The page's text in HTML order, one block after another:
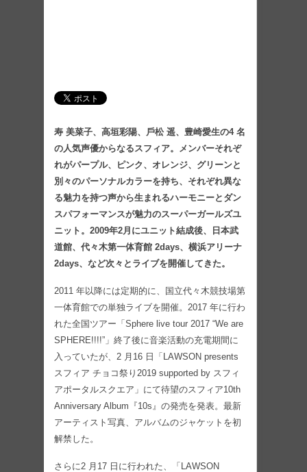
寿 美菜⼦、⾼垣彩陽、⼾松 遥、豊崎愛⽣の4 名
の⼈気声優からなるスフィア。メンバーそれぞ
れがパープル、ピンク、オレンジ、グリーンと
別々のパーソナルカラーを持ち、それぞれ異な
る魅⼒を持つ声から⽣まれるハーモニーとダン
スパフォーマンスが魅⼒のスーパーガールズユ
ニット。2009年2⽉にユニット結成後、⽇本武
道館、代々⽊第⼀体育館 2days、横浜アリーナ
2days、など次々とライブを開催してきた。
2011 年以降には定期的に、国⽴代々⽊競技場第
⼀体育館での単独ライブを開催。2017 年に⾏わ
れた全国ツアー「Sphere live tour 2017 “We are
SPHERE!!!!”」終了後に⾳楽活動の充電期間に
⼊っていたが、2 ⽉16 ⽇「LAWSON presents
スフィア チョコ祭り2019 supported by スフィ
アポータルスクエア」にて待望のスフィア10th
Anniversary Album『10s』の発売を発表。最新
アーティスト写真、アルバムのジャケットを初
解禁した。
さらに2 ⽉17 ⽇に⾏われた、「LAWSON